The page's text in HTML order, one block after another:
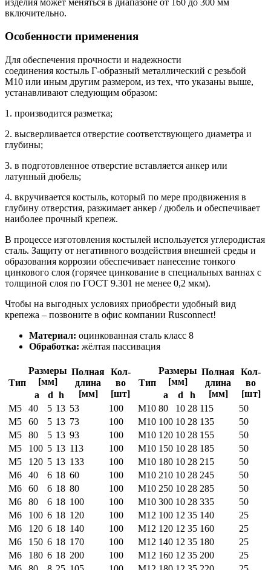
включительно.
Особенности применения
Для обеспечения прочности и надежности
соединения костыль Г-образный металлический с резьбой
М10 или иным другим размером, из тех, что указаны выше,
устанавливают следующим образом:
1. производится разметка;
2. высверливается отверстие соответствующего диаметра и
глубины;
3. в подготовленное отверстие вставляется анкер или
латунный дюбель;
4. вкручивается костыль, который по мере продвижения в
глубину отверстия, разжимает анкер / дюбель и обеспечивает
наиболее прочный крепеж.
В процессе изготовления костылей используется углеродистая
сталь. Защиту от негативного воздействия внешней среды и
образования коррозии обеспечивает нанесение тонкого
цинкового слоя (горячее цинкование в специальных ваннах с
толщиной слоя по ГОСТ 9.301 не менее 0,2 мкм).
Чтобы на выгодных условиях приобрести удобный вид
крепежа – позвоните в офис компании Rusconnect!
Материал: оцинкованная сталь класс 8
Обработка: жёлтая пассивация
Тип
Размеры
[мм]
Полная
длина
[мм]
Кол-
во
[шт]
а d h
М5
40 5 13 53
100
М5
60 5 13 73
100
М5
80 5 13 93
100
М5
100 5 13 113
100
М5
120 5 13 133
100
М6
40 6 18 60
100
М6
60 6 18 80
100
М6
80 6 18 100
100
М6
100 6 18 120
100
М6
120 6 18 140
100
М6
150 6 18 170
100
М6
180 6 18 200
100
Тип
Размеры
[мм]
Полная
длина
[мм]
Кол-
во
[шт]
а d
h
M10 80 10 28 115
50
M10 100 10 28 135
50
M10 120 10 28 155
50
M10 150 10 28 185
50
M10 180 10 28 215
50
M10 210 10 28 245
50
M10 250 10 28 285
50
M10 300 10 28 335
50
М12 100 12 35 140
25
М12 120 12 35 160
25
М12 140 12 35 180
25
М12 160 12 35 200
25